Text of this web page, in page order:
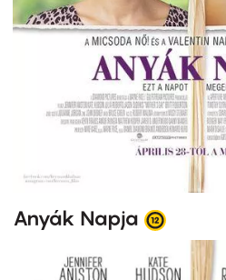
Anyák Napja